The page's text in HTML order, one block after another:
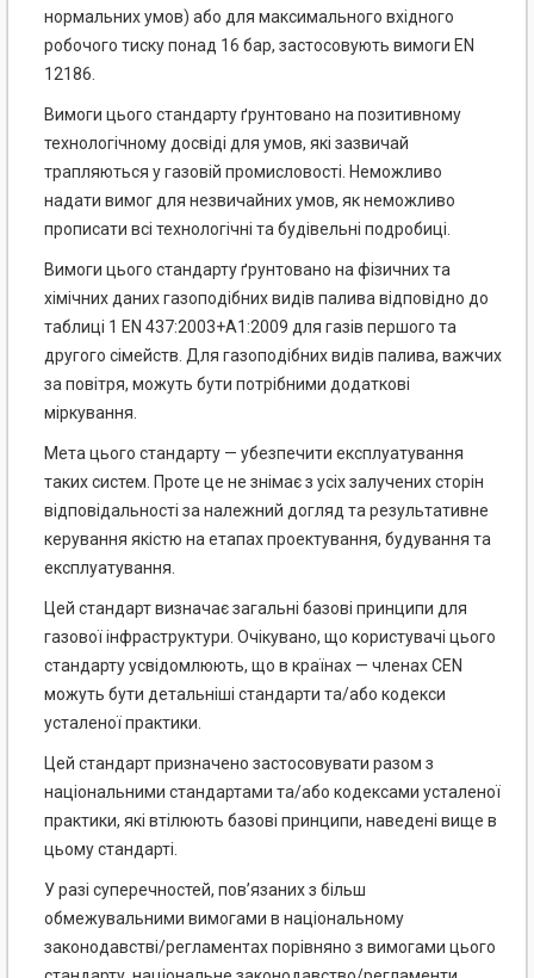
нормальних умов) або для максимального вхідного
робочого тиску понад 16 бар, застосовують вимоги EN
12186.
Вимоги цього стандарту ґрунтовано на позитивному
технологічному досвіді для умов, які зазвичай
трапляються у газовій промисловості. Неможливо
надати вимог для незвичайних умов, як немож­ливо
прописати всі технологічні та будівельні подробиці.
Вимоги цього стандарту ґрунтовано на фізичних та
хімічних даних газоподібних видів палива від­повідно до
таблиці 1 EN 437:2003+А1:2009 для газів першого та
другого сімейств. Для газоподібних видів палива, важчих
за повітря, можуть бути потрібними додаткові
міркування.
Мета цього стандарту — убезпечити експлуатування
таких систем. Проте це не знімає з усіх залучених сторін
відповідальності за належний догляд та результативне
керування якістю на етапах проектування, будування та
експлуатування.
Цей стандарт визначає загальні базові принципи для
газової інфраструктури. Очікувано, що користувачі цього
стандарту усвідомлюють, що в країнах — членах CEN
можуть бути детальніші стандарти та/або кодекси
усталеної практики.
Цей стандарт призначено застосовувати разом з
національними стандартами та/або кодексами усталеної
практики, які втілюють базові принципи, наведені вище в
цьому стандарті.
У разі суперечностей, пов’язаних з більш
обмежувальними вимогами в національному
законодавстві/регламентах порівняно з вимогами цього